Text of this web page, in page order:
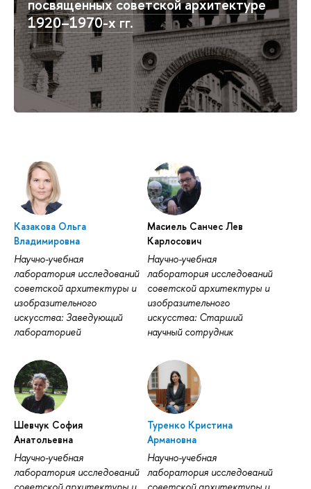
посвященных советской архитектуре
1920–1970-х гг.
Казакова Ольга
Владимировна
Научно-учебная
лаборатория исследований
советской архитектуры и
изобразительного
искусства: Заведующий
лабораторией
Масиель Санчес Лев
Карлосович
Научно-учебная
лаборатория исследований
советской архитектуры и
изобразительного
искусства: Старший
научный сотрудник
Шевчук София
Анатольевна
Научно-учебная
лаборатория исследований
советской архитектуры и
Туренко Кристина
Армановна
Научно-учебная
лаборатория исследований
советской архитектуры и